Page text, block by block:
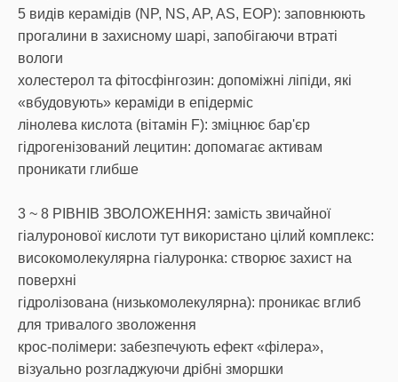
5 видів керамідів (NP, NS, AP, AS, EOP): заповнюють
прогалини в захисному шарі, запобігаючи втраті
вологи
холестерол та фітосфінгозин: допоміжні ліпіди, які
«вбудовують» кераміди в епідерміс
лінолева кислота (вітамін F): зміцнює бар'єр
гідрогенізований лецитин: допомагає активам
проникати глибше
3 ~ 8 РІВНІВ ЗВОЛОЖЕННЯ: замість звичайної
гіалуронової кислоти тут використано цілий комплекс:
високомолекулярна гіалуронка: створює захист на
поверхні
гідролізована (низькомолекулярна): проникає вглиб
для тривалого зволоження
крос-полімери: забезпечують ефект «філера»,
візуально розгладжуючи дрібні зморшки